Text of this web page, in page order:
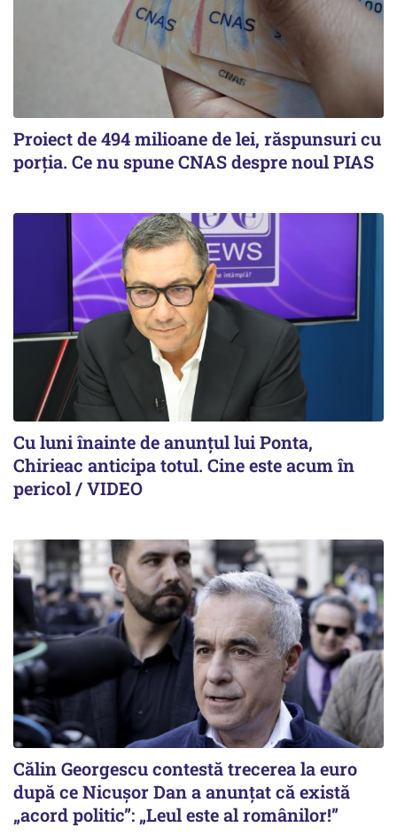
Proiect de 494 milioane de lei, răspunsuri cu
porția. Ce nu spune CNAS despre noul PIAS
Cu luni înainte de anunțul lui Ponta,
Chirieac anticipa totul. Cine este acum în
pericol / VIDEO
Călin Georgescu contestă trecerea la euro
după ce Nicușor Dan a anunțat că există
„acord politic”: „Leul este al românilor!”